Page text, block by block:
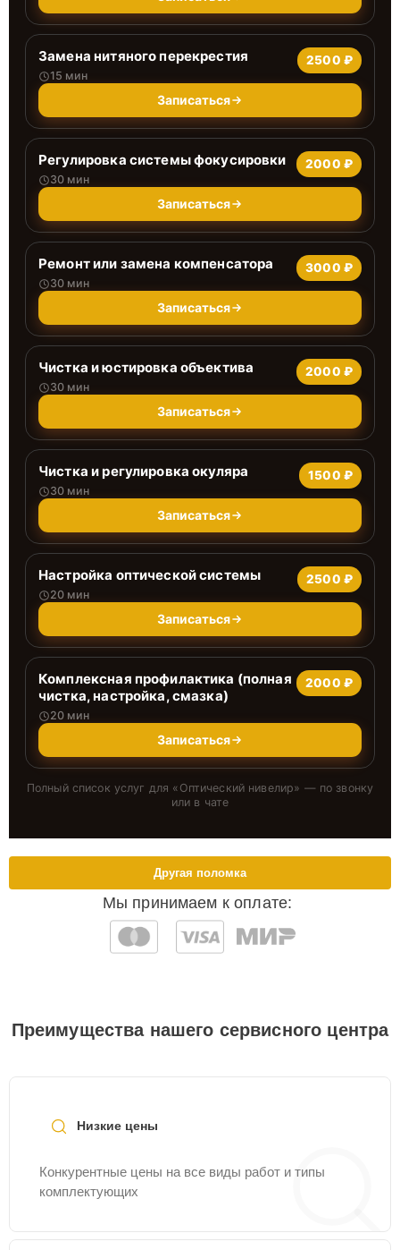
Замена нитяного перекрестия
15 мин
2500 ₽
Записаться
Регулировка системы фокусировки
30 мин
2000 ₽
Записаться
Ремонт или замена компенсатора
30 мин
3000 ₽
Записаться
Чистка и юстировка объектива
30 мин
2000 ₽
Записаться
Чистка и регулировка окуляра
30 мин
1500 ₽
Записаться
Настройка оптической системы
20 мин
2500 ₽
Записаться
Комплексная профилактика (полная
чистка, настройка, смазка)
20 мин
2000 ₽
Записаться
Полный список услуг для « Оптический нивелир» — по звонку
или в чате
Мы принимаем к оплате:
Другая поломка
Преимущества нашего сервисного центра
Низкие цены
Конкурентные цены на все виды работ и типы
комплектующих